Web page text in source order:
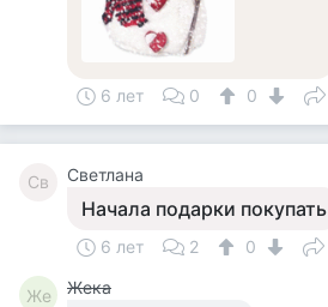
6 лет 0 0
Св Светлана
Начала подарки покупать
6 лет 2 0
Же Жека